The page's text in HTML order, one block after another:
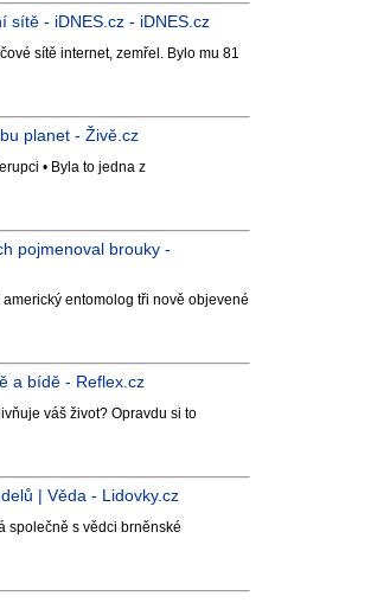
sítě - iDNES.cz - iDNES.cz
sítě internet, zemřel. Bylo mu 81
planet - Živě.cz
• Byla to jedna z
pojmenoval brouky -
entomolog tři nově objevené
a bídě - Reflex.cz
váš život? Opravdu si to
| Věda - Lidovky.cz
společně s vědci brněnské